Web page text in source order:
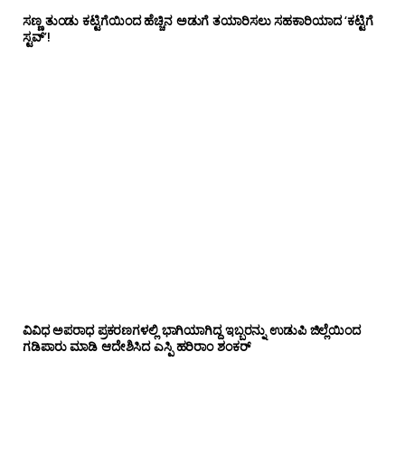
ಸಣ್ಣ ತುಂಡು ಕಟ್ಟಿಗೆಯಿಂದ ಹೆಚ್ಚಿನ ಅಡುಗೆ ತಯಾರಿಸಲು ಸಹಕಾರಿಯಾದ ‘ಕಟ್ಟಿಗೆ
ಸ್ಟವ್’!
ವಿವಿಧ ಅಪರಾಧ ಪ್ರಕರಣಗಳಲ್ಲಿ ಭಾಗಿಯಾಗಿದ್ದ ಇಬ್ಬರನ್ನು ಉಡುಪಿ ಜಿಲ್ಲೆಯಿಂದ
ಗಡಿಪಾರು ಮಾಡಿ ಆದೇಶಿಸಿದ ಎಸ್ಪಿ ಹರಿರಾಂ ಶಂಕರ್